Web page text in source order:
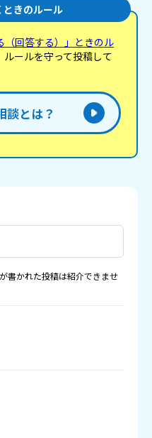
きのルール
（回答する）」ときのル
ールを守って投稿して
談とは？
書かれた投稿は紹介できませ